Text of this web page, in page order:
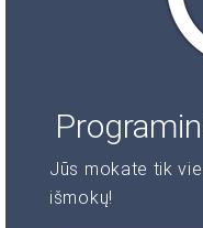
Jūs mokate tik
išmokų!